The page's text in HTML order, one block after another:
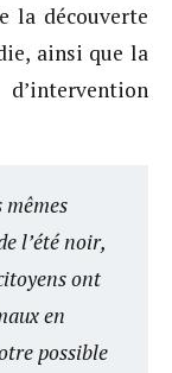
la découverte
ainsi que la
l’été noir,
ont
en
possible